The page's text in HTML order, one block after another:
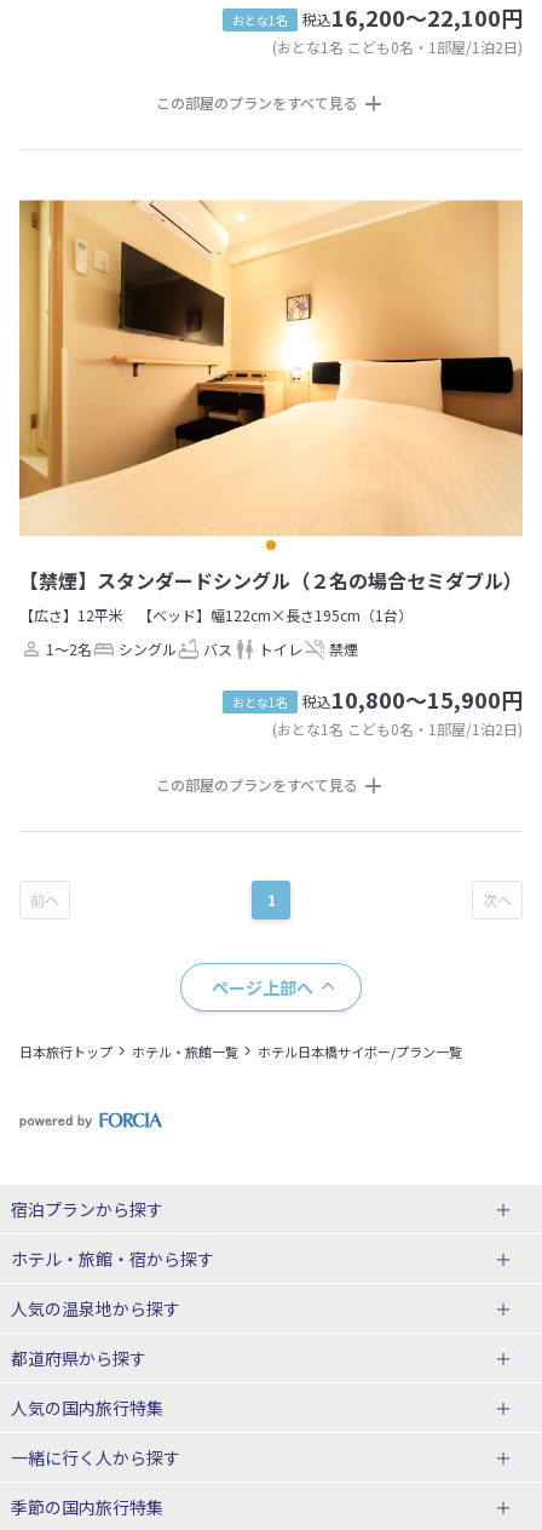
おとな1名 税込16,200～22,100円
(おとな1名 こども0名・1部屋/1泊2日)
この部屋のプランをすべて見る
【禁煙】スタンダードシングル（２名の場合セミダブル）
【広さ】12平米
【ベッド】幅122cm×長さ195cm（1台）
1～2名
シングル バス トイレ 禁煙
おとな1名 税込10,800～15,900円
(おとな1名 こども0名・1部屋/1泊2日)
この部屋のプランをすべて見る
1
ページ上部へ
日本旅行トップ ホテル・旅館一覧 ホテル日本橋サイボー/プラン一覧
宿泊プランから探す
北海道
東北
青森県
宮城県
山形県
関東
ホテル・旅館・宿から探す
北海道ホテル・旅館
青森県ホテル・旅館
宮城県ホテル・旅館
山形県ホテル・旅館
人気の温泉地から探す
北海道
湯の川温泉(北海道)
十勝川温泉(北海道)
洞爺湖温泉(北海道)
都道府県から探す
北海道旅行・ツアー
東北
人気の国内旅行特集
東京ディズニーリゾート®への旅
ユニバーサル・スタジオ・ジャパ
一緒に行く人から探す
一人旅 国内版
季節の国内旅行特集